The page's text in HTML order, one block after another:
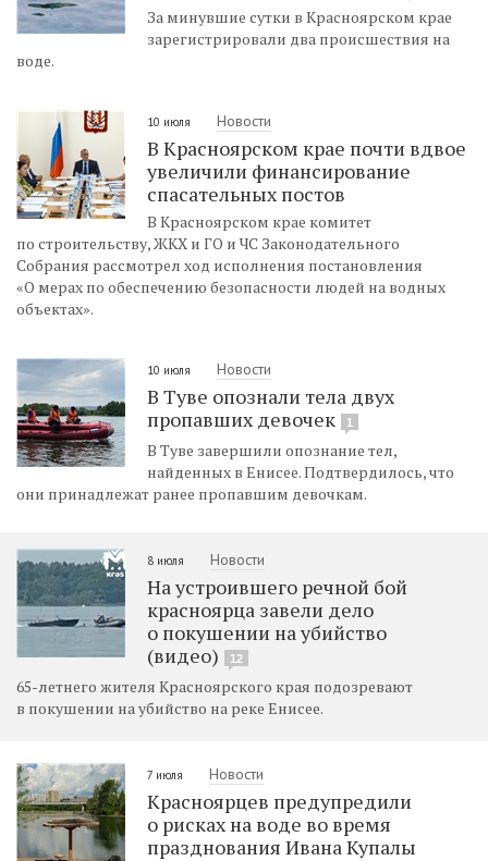
За минувшие сутки в Красноярском крае
зарегистрировали два происшествия на
воде.
10 июля Новости
В Красноярском крае почти вдвое
увеличили финансирование
спасательных постов
В Красноярском крае комитет
по строительству, ЖКХ и ГО и ЧС Законодательного
Собрания рассмотрел ход исполнения постановления
«О мерах по обеспечению безопасности людей на водных
объектах».
10 июля Новости
В Туве опознали тела двух
пропавших девочек
1
В Туве завершили опознание тел,
найденных в Енисее. Подтвердилось, что
они принадлежат ранее пропавшим девочкам.
8 июля Новости
На устроившего речной бой
красноярца завели дело
о покушении на убийство
(видео)
12
65-летнего жителя Красноярского края подозревают
в покушении на убийство на реке Енисее.
7 июля Новости
Красноярцев предупредили
о рисках на воде во время
празднования Ивана Купалы